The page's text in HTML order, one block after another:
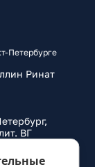
Петербурге
Ринат
ВГ